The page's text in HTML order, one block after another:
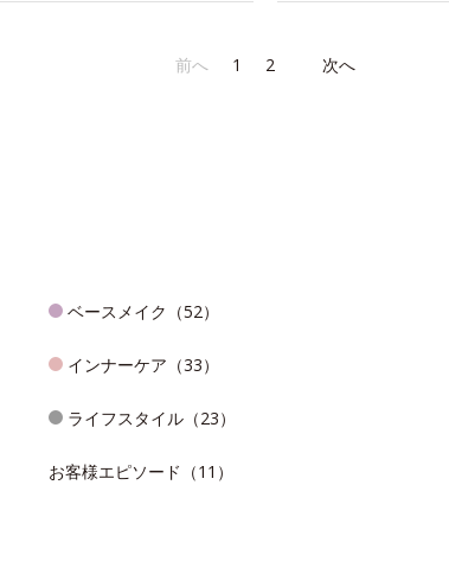
前へ 1 2 次へ
ベースメイク（52）
インナーケア（33）
ライフスタイル（23）
お客様エピソード（11）